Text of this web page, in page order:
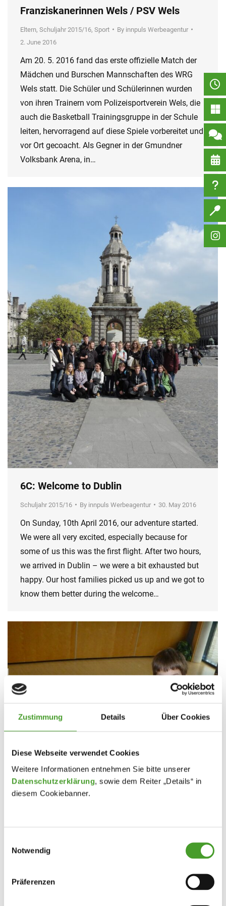
Zustimmung Details Über Cookies
Diese Webseite verwendet Cookies
Weitere Informationen entnehmen Sie bitte unserer
Datenschutzerklärung, sowie dem Reiter „Details“ in
diesem Cookiebanner.
Notwendig
Präferenzen
Franziskanerinnen Wels / PSV Wels
Eltern, Schuljahr 2015/16, Sport By innpuls Werbeagentur
2. June 2016
Am 20. 5. 2016 fand das erste offizielle Match der
Mädchen und Burschen Mannschaften des WRG
Wels statt. Die Schüler und Schülerinnen wurden
von ihren Trainern vom Polizeisportverein Wels, die
auch die Basketball Trainingsgruppe in der Schule
leiten, hervorragend auf diese Spiele vorbereitet und
vor Ort gecoacht. Als Gegner in der Gmundner
Volksbank Arena, in…
6C: Welcome to Dublin
Schuljahr 2015/16 By innpuls Werbeagentur 30. May 2016
On Sunday, 10th April 2016, our adventure started.
We were all very excited, especially because for
some of us this was the first flight. After two hours,
we arrived in Dublin – we were a bit exhausted but
happy. Our host families picked us up and we got to
know them better during the welcome…
Reptilien am WRG/ORG